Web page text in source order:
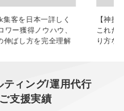
集客を日本一詳しく
ワー獲得ノウハウ、
伸ばし方を完全理解
【神授
これだ
り方な
ィング/運用代行
支援実績